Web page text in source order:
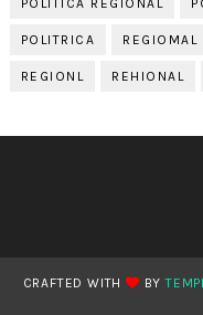
POLITICA REGIONAL
POLITRICA REGIOMAL
REGIONL REHIONAL
CRAFTED WITH BY